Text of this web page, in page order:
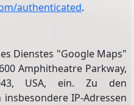
authenticated.
Dienstes "Google Maps"
Amphitheatre Parkway,
USA, ein. Zu den
IP-Adressen